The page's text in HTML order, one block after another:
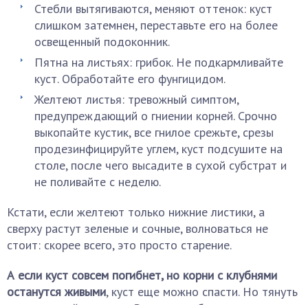
Стебли вытягиваются, меняют оттенок: куст
слишком затемнен, переставьте его на более
освещенный подоконник.
Пятна на листьях: грибок. Не подкармливайте
куст. Обработайте его фунгицидом.
Желтеют листья: тревожный симптом,
предупреждающий о гниении корней. Срочно
выкопайте кустик, все гнилое срежьте, срезы
продезинфицируйте углем, куст подсушите на
столе, после чего высадите в сухой субстрат и
не поливайте с неделю.
Кстати, если желтеют только нижние листики, а
сверху растут зеленые и сочные, волноваться не
стоит: скорее всего, это просто старение.
А если куст совсем погибнет, но корни с клубнями
останутся живыми, куст еще можно спасти. Но тянуть